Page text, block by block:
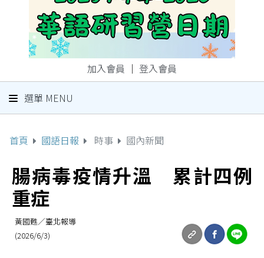
加入會員 ｜ 登入會員
選單 MENU
首頁 國語日報 時事 國內新聞
腸病毒疫情升溫 累計四例
重症
黃國甦／臺北報導
(2026/6/3)